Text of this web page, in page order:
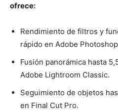
ofrece:
Rendimiento de filtros y
rápido en Adobe
Fusión panorámica hasta
Adobe Lightroom Classic.
Seguimiento de objetos
en Final Cut Pro.